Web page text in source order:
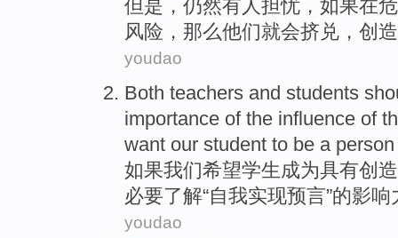
但是 ， 仍然有人担忧， 如果在
风险 ，那么他们就会挤兑 ， 创
youdao
Both teachers and students
importance ofthe influence of
want our student to be a person
如果我们希望学生成为具有创
必要了解“自我实现预言”的影响
youdao